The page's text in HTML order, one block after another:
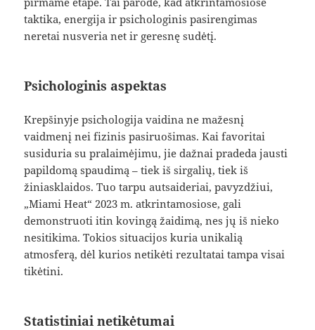
taktika, energija ir psichologinis pasirengimas
neretai nusveria net ir geresnę sudėtį.
Psichologinis aspektas
Krepšinyje psichologija vaidina ne mažesnį
vaidmenį nei fizinis pasiruošimas. Kai favoritai
susiduria su pralaimėjimu, jie dažnai pradeda jausti
papildomą spaudimą – tiek iš sirgalių, tiek iš
žiniasklaidos. Tuo tarpu autsaideriai, pavyzdžiui,
„Miami Heat“ 2023 m. atkrintamosiose, gali
demonstruoti itin kovingą žaidimą, nes jų iš nieko
nesitikima. Tokios situacijos kuria unikalią
atmosferą, dėl kurios netikėti rezultatai tampa visai
tikėtini.
Statistiniai netikėtumai